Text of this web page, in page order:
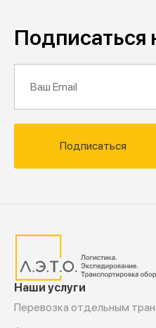
Подписаться
Подписаться
Наши услуги
Перевозка отдельным